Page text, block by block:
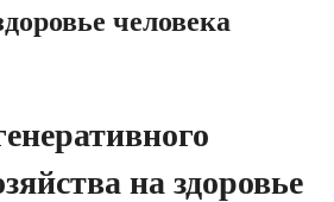
человека
на здоровье